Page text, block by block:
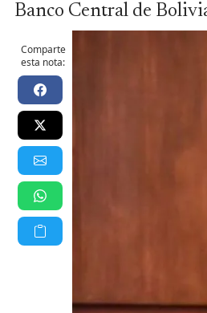
Banco Central de
Comparte
esta nota: